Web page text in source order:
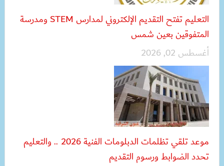
التعليم تفتح التقديم الإلكتروني لمدارس STEM ومدرسة
المتفوقين بعين شمس
أغسطس 02, 2026
موعد تلقي تظلمات الدبلومات الفنية 2026 .. والتعليم
تحدد الضوابط ورسوم التقديم